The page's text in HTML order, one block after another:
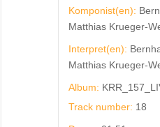
Komponist(en):
Matthias Krueger-
Interpret(en):
Matthias Krueger-
Album:
Track number: 18